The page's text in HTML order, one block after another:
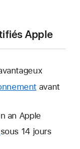
Apple
avant
an Apple
Une
sous 14 jours